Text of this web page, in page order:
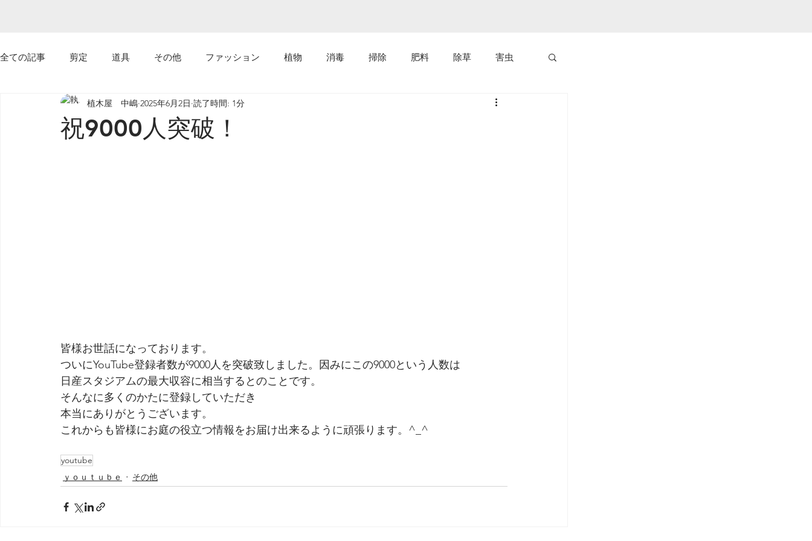
全ての記事 剪定 道具 その他 ファッション 植物 消毒 掃除 肥料 除草 害虫
ｙｏｕｔｕｂｅ 植えてはいけない植物
祝9000人突破！
植木屋 中嶋 2025年6月2日 読了時間: 1分
皆様お世話になっております。
ついにYouTube登録者数が9000人を突破致しました。因みにこの9000という人数は
日産スタジアムの最大収容に相当するとのことです。
そんなに多くのかたに登録していただき
本当にありがとうございます。
これからも皆様にお庭の役立つ情報をお届け出来るように頑張ります。^_^
youtube
ｙｏｕｔｕｂｅ
その他